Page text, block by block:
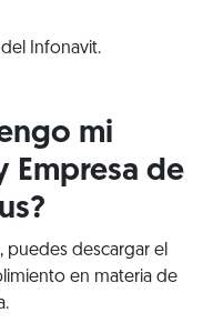
Infonavit.
mi
Empresa de
puedes descargar el
en materia de